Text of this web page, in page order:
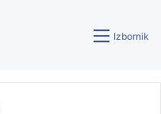
Izbornik